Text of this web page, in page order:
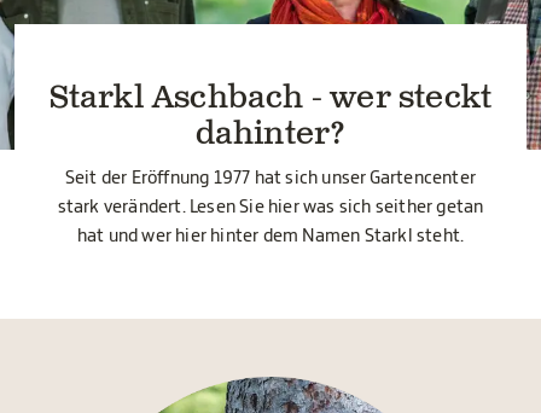
Starkl Aschbach - wer steckt
dahinter?
Seit der Eröffnung 1977 hat sich unser Gartencenter
stark verändert. Lesen Sie hier was sich seither getan
hat und wer hier hinter dem Namen Starkl steht.